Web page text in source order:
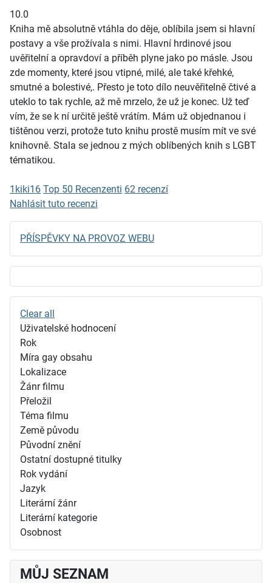
10.0
Kniha mě absolutně vtáhla do děje, oblíbila jsem si hlavní
postavy a vše prožívala s nimi. Hlavní hrdinové jsou
uvěřitelní a opravdoví a příběh plyne jako po másle. Jsou
zde momenty, které jsou vtipné, milé, ale také křehké,
smutné a bolestivé,. Přesto je toto dílo neuvěřitelně čtivé a
uteklo to tak rychle, až mě mrzelo, že už je konec. Už teď
vím, že se k ní určitě ještě vrátím. Mám už objednanou i
tištěnou verzi, protože tuto knihu prostě musím mít ve své
knihovně. Stala se jednou z mých oblíbených knih s LGBT
tématikou.
1kiki16 Top 50 Recenzenti 62 recenzí
Nahlásit tuto recenzi
PŘÍSPĚVKY NA PROVOZ WEBU
Clear all
Uživatelské hodnocení
Rok
Míra gay obsahu
Lokalizace
Žánr filmu
Přeložil
Téma filmu
Země původu
Původní znění
Ostatní dostupné titulky
Rok vydání
Jazyk
Literární žánr
Literární kategorie
Osobnost
MŮJ SEZNAM